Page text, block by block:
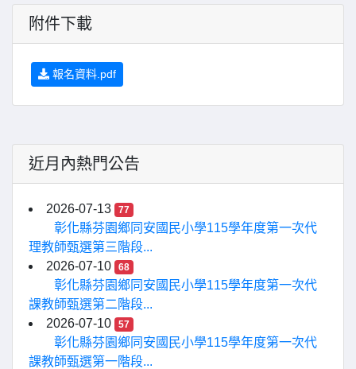
附件下載
報名資料.pdf
近月內熱門公告
2026-07-13 77
彰化縣芬園鄉同安國民小學115學年度第一次代
理教師甄選第三階段...
2026-07-10
68
彰化縣芬園鄉同安國民小學115學年度第一次代
課教師甄選第二階段...
2026-07-10
57
彰化縣芬園鄉同安國民小學115學年度第一次代
課教師甄選第一階段...